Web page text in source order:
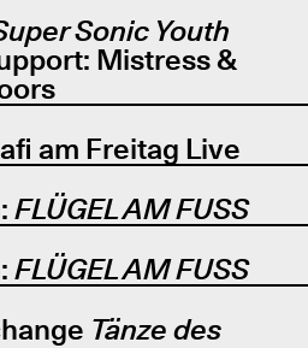
Sonic Youth
Mistress &
am Freitag Live
FLÜGEL AM FUSS
FLÜGEL AM FUSS
Tänze des